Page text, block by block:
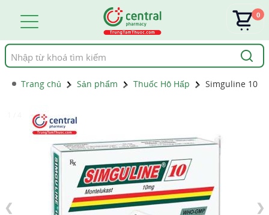
Tìm
kiếm
0
Trang chủ Sản phẩm Thuốc Hô Hấp Simguline 10
❮ ❯